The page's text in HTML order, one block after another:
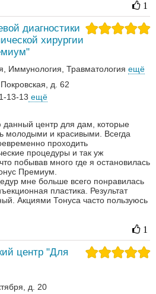
1
диагностики
хирургии
Иммунология Травматология ещё
д. 62
13-13 ещё
данный центр для дам, которые
молодыми и красивыми. Всегда
проходить
процедуры и так уж
побывав много где я остановилась
Премиум.
мне больше всего понравилась
пластика. Результат
Акциями Тонуса часто пользуюсь
1
центр "Для
д. 20